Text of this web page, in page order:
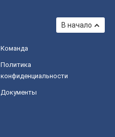
В начало
Команда
Политика
конфиденциальности
Документы